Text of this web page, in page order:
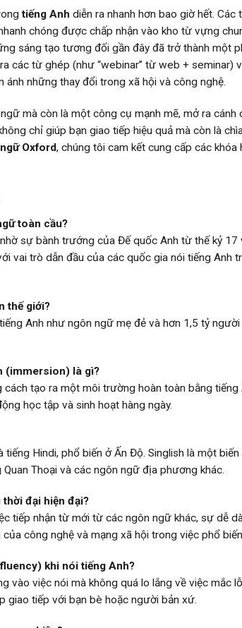
tiếng Anh diễn ra nhanh hơn bao giờ hết.
chóng được chấp nhận vào kho từ vựng
sáng tạo tương đối gần đây đã trở thành một
các từ ghép (như “webinar” từ web + seminar)
những thay đổi trong xã hội và công nghệ.
mà còn là một công cụ mạnh mẽ, mở ra
chỉ giúp bạn giao tiếp hiệu quả mà còn là
Oxford, chúng tôi cam kết cung cấp các
toàn cầu?
sự bành trướng của Đế quốc Anh từ thế kỷ
vai trò dẫn đầu của các quốc gia nói tiếng Anh
thế giới?
Anh như ngôn ngữ mẹ đẻ và hơn 1,5 tỷ
(immersion) là gì?
tạo ra một môi trường hoàn toàn bằng
học tập và sinh hoạt hàng ngày.
Hindi, phổ biến ở Ấn Độ. Singlish là một
Thoại và các ngôn ngữ địa phương khác.
đại hiện đại?
tiếp nhận từ mới từ các ngôn ngữ khác, sự dễ
công nghệ và mạng xã hội trong việc phổ
khi nói tiếng Anh?
vào việc nói mà không quá lo lắng về việc mắc
giao tiếp với bạn bè hoặc người bản xứ.